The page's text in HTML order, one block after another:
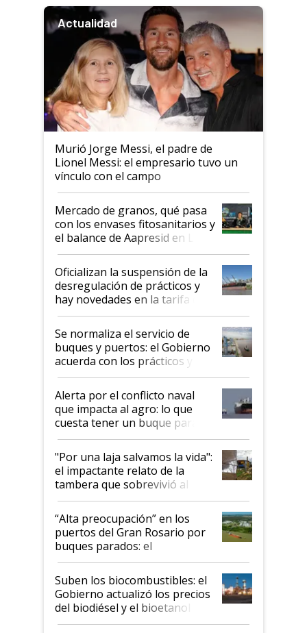
Actualidad
Murió Jorge Messi, el padre de
Lionel Messi: el empresario tuvo un
vínculo con el campo
Mercado de granos, qué pasa
con los envases fitosanitarios y
el balance de Aapresid en La
Posta
Oficializan la suspensión de la
desregulación de prácticos y
hay novedades en la tarifa de
la hidrovía
Se normaliza el servicio de
buques y puertos: el Gobierno
acuerda con los prácticos y
suspende el decreto de
desregulación
Alerta por el conflicto naval
que impacta al agro: lo que
cuesta tener un buque parado
y el peligro de que Argentina
pase a ser "país sucio"
"Por una laja salvamos la vida":
el impactante relato de la
tambera que sobrevivió al
tornado
“Alta preocupación” en los
puertos del Gran Rosario por
buques parados: el
funcionamiento de las
exportadoras en tensión tras
la medida de fuerza de los
prácticos
Suben los biocombustibles: el
Gobierno actualizó los precios
del biodiésel y el bioetanol